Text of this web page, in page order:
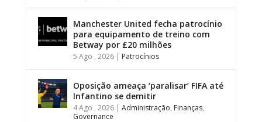
Manchester United fecha patrocínio
para equipamento de treino com
Betway por £20 milhões
5 Ago , 2026| Patrocínios
Oposição ameaça ‘paralisar’ FIFA até
Infantino se demitir
4 Ago , 2026| Administração, Finanças,
Governance